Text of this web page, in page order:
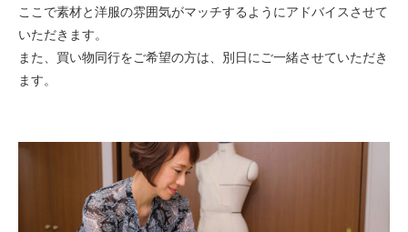
ここで素材と洋服の雰囲気がマッチするようにアドバイスさせて
いただきます。
また、買い物同行をご希望の方は、別日にご一緒させていただき
ます。